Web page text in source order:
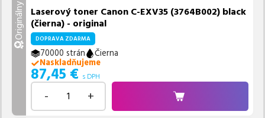
sme vám pomohli vybrať to najlepšie riešenie.
Originálny Laserový toner Canon C-EXV35 (3764B002) black
(čierna) - original
DOPRAVA ZDARMA
70000 strán
Čierna
Naskladňujeme
87,45 € s DPH
- +